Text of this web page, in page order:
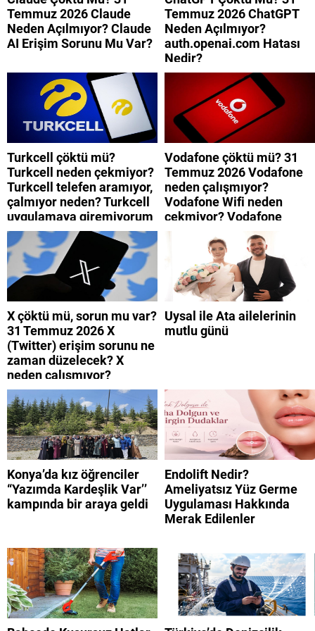
Temmuz 2026 Claude
Neden Açılmıyor? Claude
AI Erişim Sorunu Mu Var?
Temmuz 2026 ChatGPT
Neden Açılmıyor?
auth.openai.com Hatası
Nedir?
Turkcell çöktü mü?
Turkcell neden çekmiyor?
Turkcell telefen aramıyor,
çalmıyor neden? Turkcell
uygulamaya giremiyorum
neden? Turkcell internet
neden yavaş?
Vodafone çöktü mü? 31
Temmuz 2026 Vodafone
neden çalışmıyor?
Vodafone Wifi neden
çekmiyor? Vodafone
mobil uygulamaya neden
giremiyorum?
X çöktü mü, sorun mu var?
31 Temmuz 2026 X
(Twitter) erişim sorunu ne
zaman düzelecek? X
neden çalışmıyor?
Uysal ile Ata ailelerinin
mutlu günü
Konya’da kız öğrenciler
“Yazımda Kardeşlik Var’’
kampında bir araya geldi
Endolift Nedir?
Ameliyatsız Yüz Germe
Uygulaması Hakkında
Merak Edilenler